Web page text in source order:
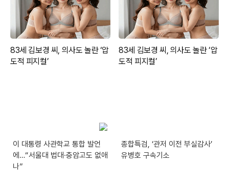
이 대통령 사관학교 통합 발언
에…“서울대 법대·충암고도 없애
나”
종합특검, ‘관저 이전 부실감사’
유병호 구속기소